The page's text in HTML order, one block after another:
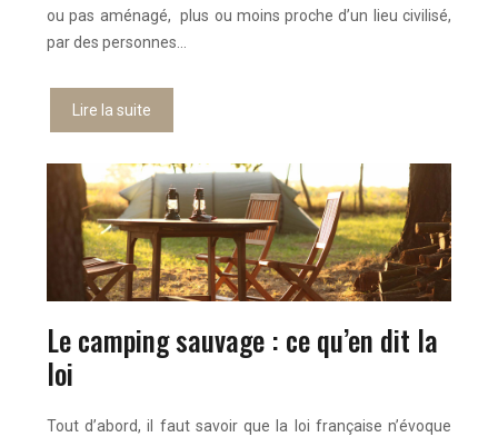
ou pas aménagé, plus ou moins proche d’un lieu civilisé,
par des personnes…
Lire la suite
Le camping sauvage : ce qu’en dit la
loi
Tout d’abord, il faut savoir que la loi française n’évoque